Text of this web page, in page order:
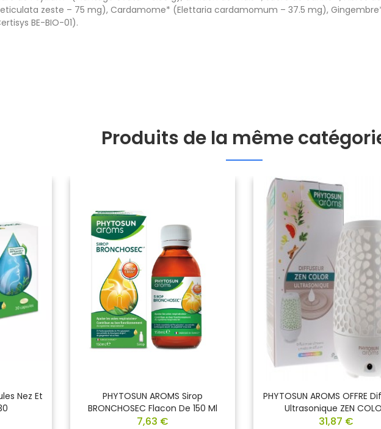
zeste – 75 mg), Cardamome* (Elettaria cardamomum – 37.5 mg),
BE-BIO-01).
Produits de la même
Nez Et
PHYTOSUN AROMS Sirop
BRONCHOSEC Flacon De 150 Ml
7,63 €
PHYTOSUN AROMS OFFRE
Ultrasonique ZEN
31,87 €